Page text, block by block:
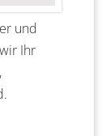
und
Ihr